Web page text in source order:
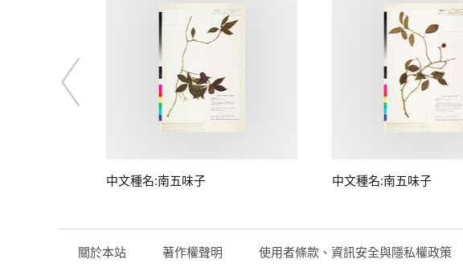
中文種名:南五味子 中文種名:南五味子
關於本站 著作權聲明 使用者條款、資訊安全與隱私權政策